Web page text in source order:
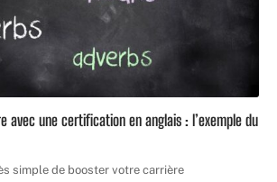
avec une certification en anglais : l’exemple du
simple de booster votre carrière